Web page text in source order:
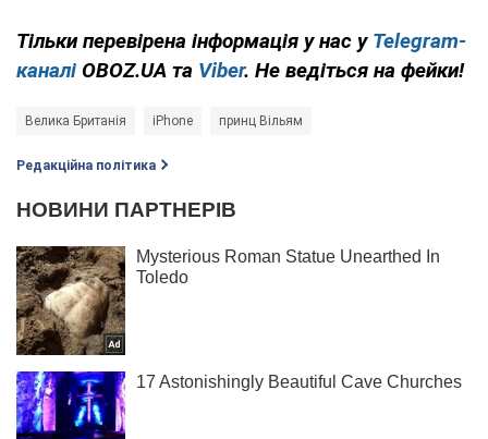
Тільки перевірена інформація у нас у Telegram-
каналі OBOZ.UA та Viber. Не ведіться на фейки!
Велика Британія iPhone принц Вільям
Редакційна політика